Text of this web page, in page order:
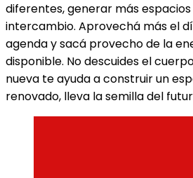
diferentes, generar más
intercambio. Aprovechá más el
agenda y sacá provecho de la
disponible. No descuides el
nueva te ayuda a construir un
renovado, lleva la semilla del